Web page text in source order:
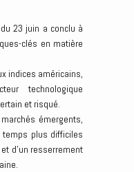
23 juin a conclu à
clés en matière
indices américains,
technologique
et risqué.
émergents,
plus difficiles
d’un resserrement